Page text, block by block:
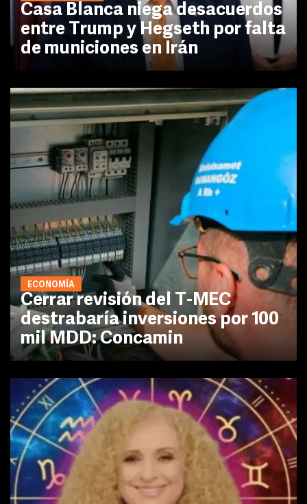
Casa Blanca niega desacuerdos
entre Trump y Hegseth por falta
de municiones en Irán
ECONOMÍA
Cerrar revisión del T-MEC
destrabaría inversiones por 100
mil MDD: Concamin